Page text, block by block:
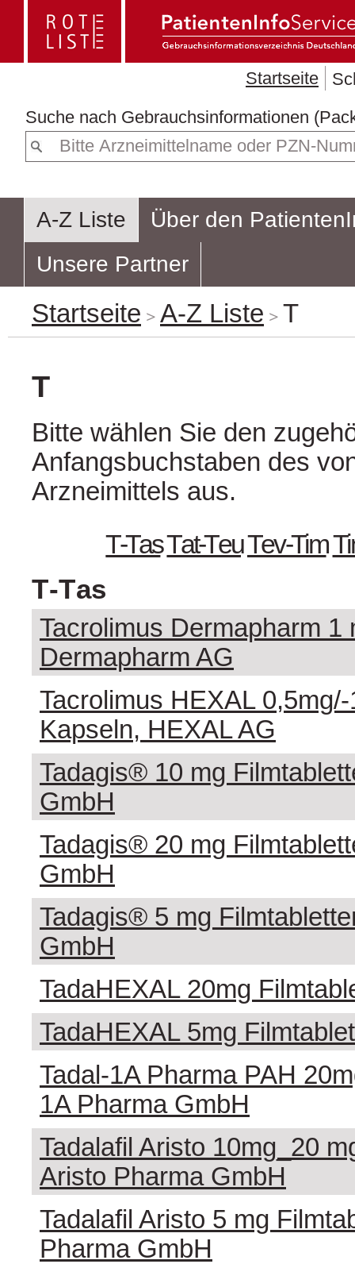
Suche nach
A-Z Liste
Über den
Unsere Partner
Startseite
Startseite A-Z Liste T
T
Bitte wählen Sie den
Anfangsbuchstaben des
Arzneimittels aus.
T - T a s T a t - T e u T e v - T i m T i
T - T a s
Tacrolimus Dermapharm 1
Dermapharm AG
Tacrolimus HEXAL
Kapseln, HEXAL AG
Tadagis® 10 mg
GmbH
Tadagis® 20 mg
GmbH
Tadagis® 5 mg
GmbH
TadaHEXAL 20mg
TadaHEXAL 5mg
Tadal-1A Pharma PAH
1A Pharma GmbH
Tadalafil Aristo 10mg_20
Aristo Pharma GmbH
Tadalafil Aristo 5 mg
Pharma GmbH